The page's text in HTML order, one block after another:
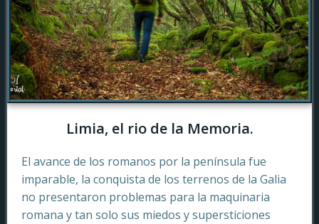
Limia, el rio de la Memoria.
El avance de los romanos por la península fue
imparable, la conquista de los terrenos de la Galia
no presentaron problemas para la maquinaria
romana y tan solo sus miedos y supersticiones